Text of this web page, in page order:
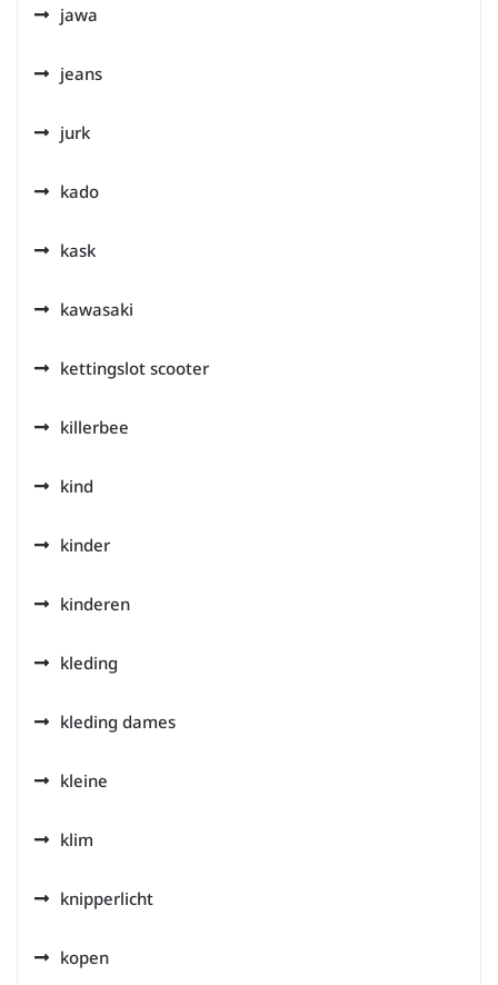
jawa
jeans
jurk
kado
kask
kawasaki
kettingslot scooter
killerbee
kind
kinder
kinderen
kleding
kleding dames
kleine
klim
knipperlicht
kopen